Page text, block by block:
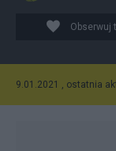
Obserwuj
9.01.2021 , ostatnia